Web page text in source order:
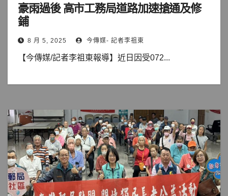
豪雨過後 高市工務局道路加速搶通及修
鋪
8 月 5, 2025 今傳媒- 記者李祖東
【今傳媒/記者李祖東報導】近日因受072...